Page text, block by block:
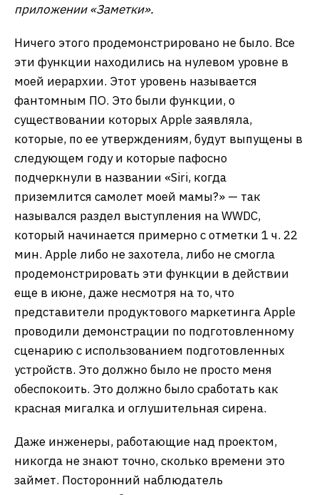
приложении «Заметки».
Ничего этого продемонстрировано не было. Все
эти функции находились на нулевом уровне в
моей иерархии. Этот уровень называется
фантомным ПО. Это были функции, о
существовании которых Apple заявляла,
которые, по ее утверждениям, будут выпущены в
следующем году и которые пафосно
подчеркнули в названии «Siri, когда
приземлится самолет моей мамы?» — так
назывался раздел выступления на WWDC,
который начинается примерно с отметки 1 ч. 22
мин. Apple либо не захотела, либо не смогла
продемонстрировать эти функции в действии
еще в июне, даже несмотря на то, что
представители продуктового маркетинга Apple
проводили демонстрации по подготовленному
сценарию с использованием подготовленных
устройств. Это должно было не просто меня
обеспокоить. Это должно было сработать как
красная мигалка и оглушительная сирена.
Даже инженеры, работающие над проектом,
никогда не знают точно, сколько времени это
займет. Посторонний наблюдатель